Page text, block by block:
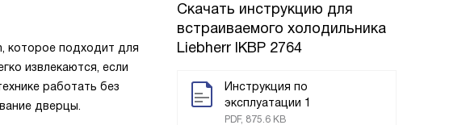
Скачать инструкцию для
встраиваемого холодильника
Liebherr IKBP 2764
Инструкция по
эксплуатации 1
PDF, 875.6 KB
которое подходит для
извлекаются, если
работать без
дверцы.